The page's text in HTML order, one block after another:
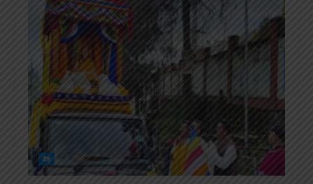
देश